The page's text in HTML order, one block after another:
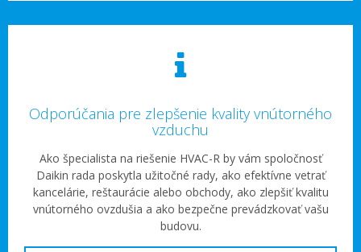
Odporúčania pre zlepšenie kvality vnútorného
vzduchu
Ako špecialista na riešenie HVAC-R by vám spoločnosť
Daikin rada poskytla užitočné rady, ako efektívne vetrať
kancelárie, reštaurácie alebo obchody, ako zlepšiť kvalitu
vnútorného ovzdušia a ako bezpečne prevádzkovať vašu
budovu.